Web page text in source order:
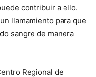
contribuir a ello.
llamamiento para que
sangre de manera
Regional de